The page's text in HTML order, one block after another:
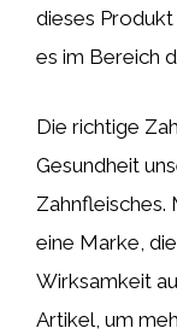
dieses
es im Bereich
Die richtige
Gesundheit
Zahnfleisches.
eine Marke,
Wirksamkeit
Artikel, um